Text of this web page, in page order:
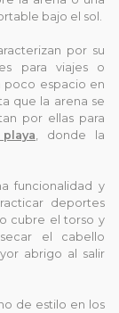
bajo el sol.
por su
para viajes o
poco espacio en
que la arena se
por ellas para
, donde la
funcionalidad y
deportes
cubre el torso y
el cabello
abrigo al salir
de estilo en los